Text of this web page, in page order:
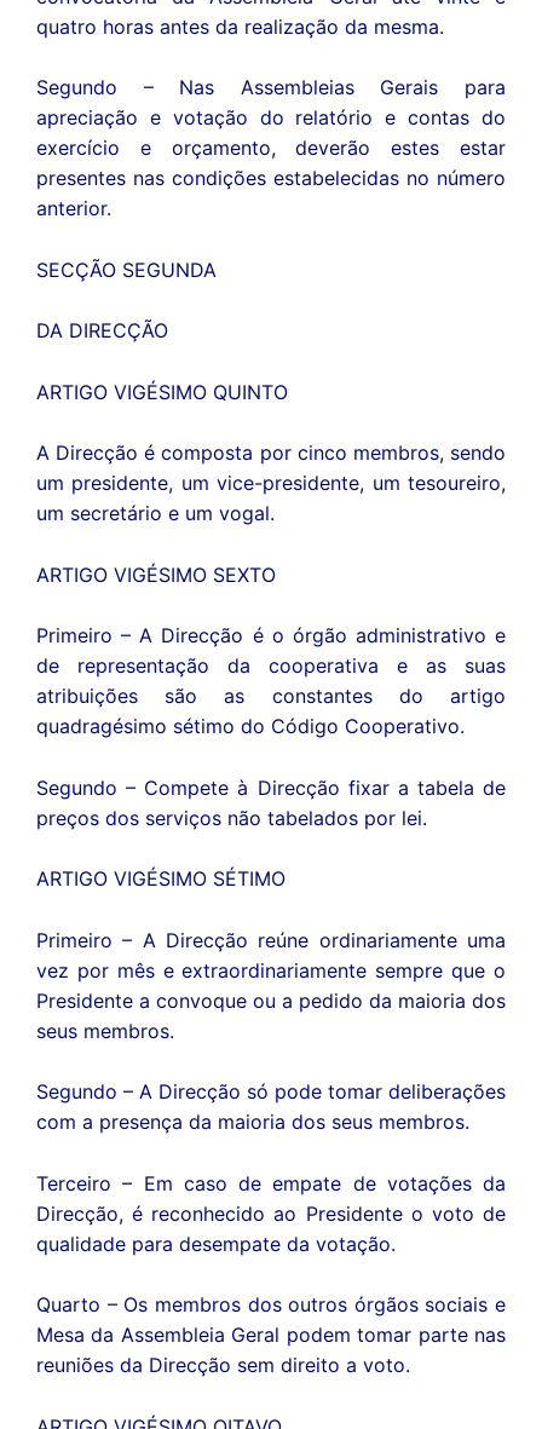
quatro horas antes da realização da mesma.
Segundo – Nas Assembleias Gerais para
apreciação e votação do relatório e contas do
exercício e orçamento, deverão estes estar
presentes nas condições estabelecidas no número
anterior.
SECÇÃO SEGUNDA
DA DIRECÇÃO
ARTIGO VIGÉSIMO QUINTO
A Direcção é composta por cinco membros, sendo
um presidente, um vice-presidente, um tesoureiro,
um secretário e um vogal.
ARTIGO VIGÉSIMO SEXTO
Primeiro – A Direcção é o órgão administrativo e
de representação da cooperativa e as suas
atribuições são as constantes do artigo
quadragésimo sétimo do Código Cooperativo.
Segundo – Compete à Direcção fixar a tabela de
preços dos serviços não tabelados por lei.
ARTIGO VIGÉSIMO SÉTIMO
Primeiro – A Direcção reúne ordinariamente uma
vez por mês e extraordinariamente sempre que o
Presidente a convoque ou a pedido da maioria dos
seus membros.
Segundo – A Direcção só pode tomar deliberações
com a presença da maioria dos seus membros.
Terceiro – Em caso de empate de votações da
Direcção, é reconhecido ao Presidente o voto de
qualidade para desempate da votação.
Quarto – Os membros dos outros órgãos sociais e
Mesa da Assembleia Geral podem tomar parte nas
reuniões da Direcção sem direito a voto.